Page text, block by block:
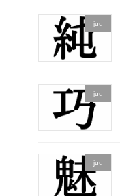
juu
juu
juu